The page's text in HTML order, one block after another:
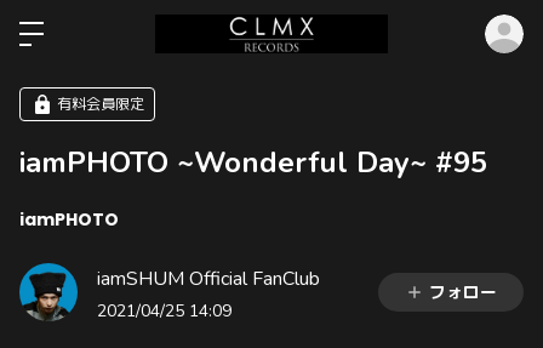
有料会員限定
iamPHOTO ~Wonderful Day~ #95
iamPHOTO
iamSHUM Official FanClub
2021/04/25 14:09
フォロー